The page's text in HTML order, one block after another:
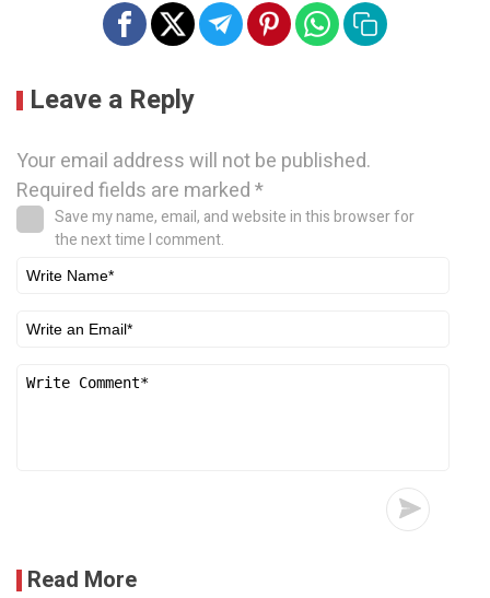
Leave a Reply
Your email address will not be published.
Required fields are marked*
Save my name, email, and website in this browser for
the next time I comment.
Read More